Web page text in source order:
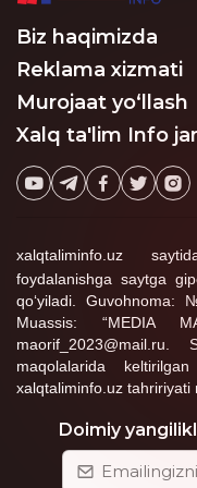
Biz haqimizda
Reklama xizmati
Murojaat yo‘llash
Xalq ta'lim Info
xalqtaliminfo.uz
foydalanishga saytga
qo‘yiladi. Guvohnoma:
Muassis: “MEDIA
maqolalarida
xalqtaliminfo.uz tahririyati
Doimiy